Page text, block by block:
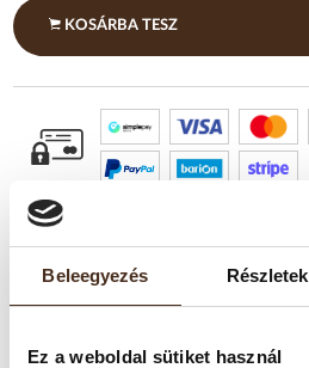
Beleegyezés Részletek
Ez a weboldal sütiket használ
KOSÁRBA TESZ